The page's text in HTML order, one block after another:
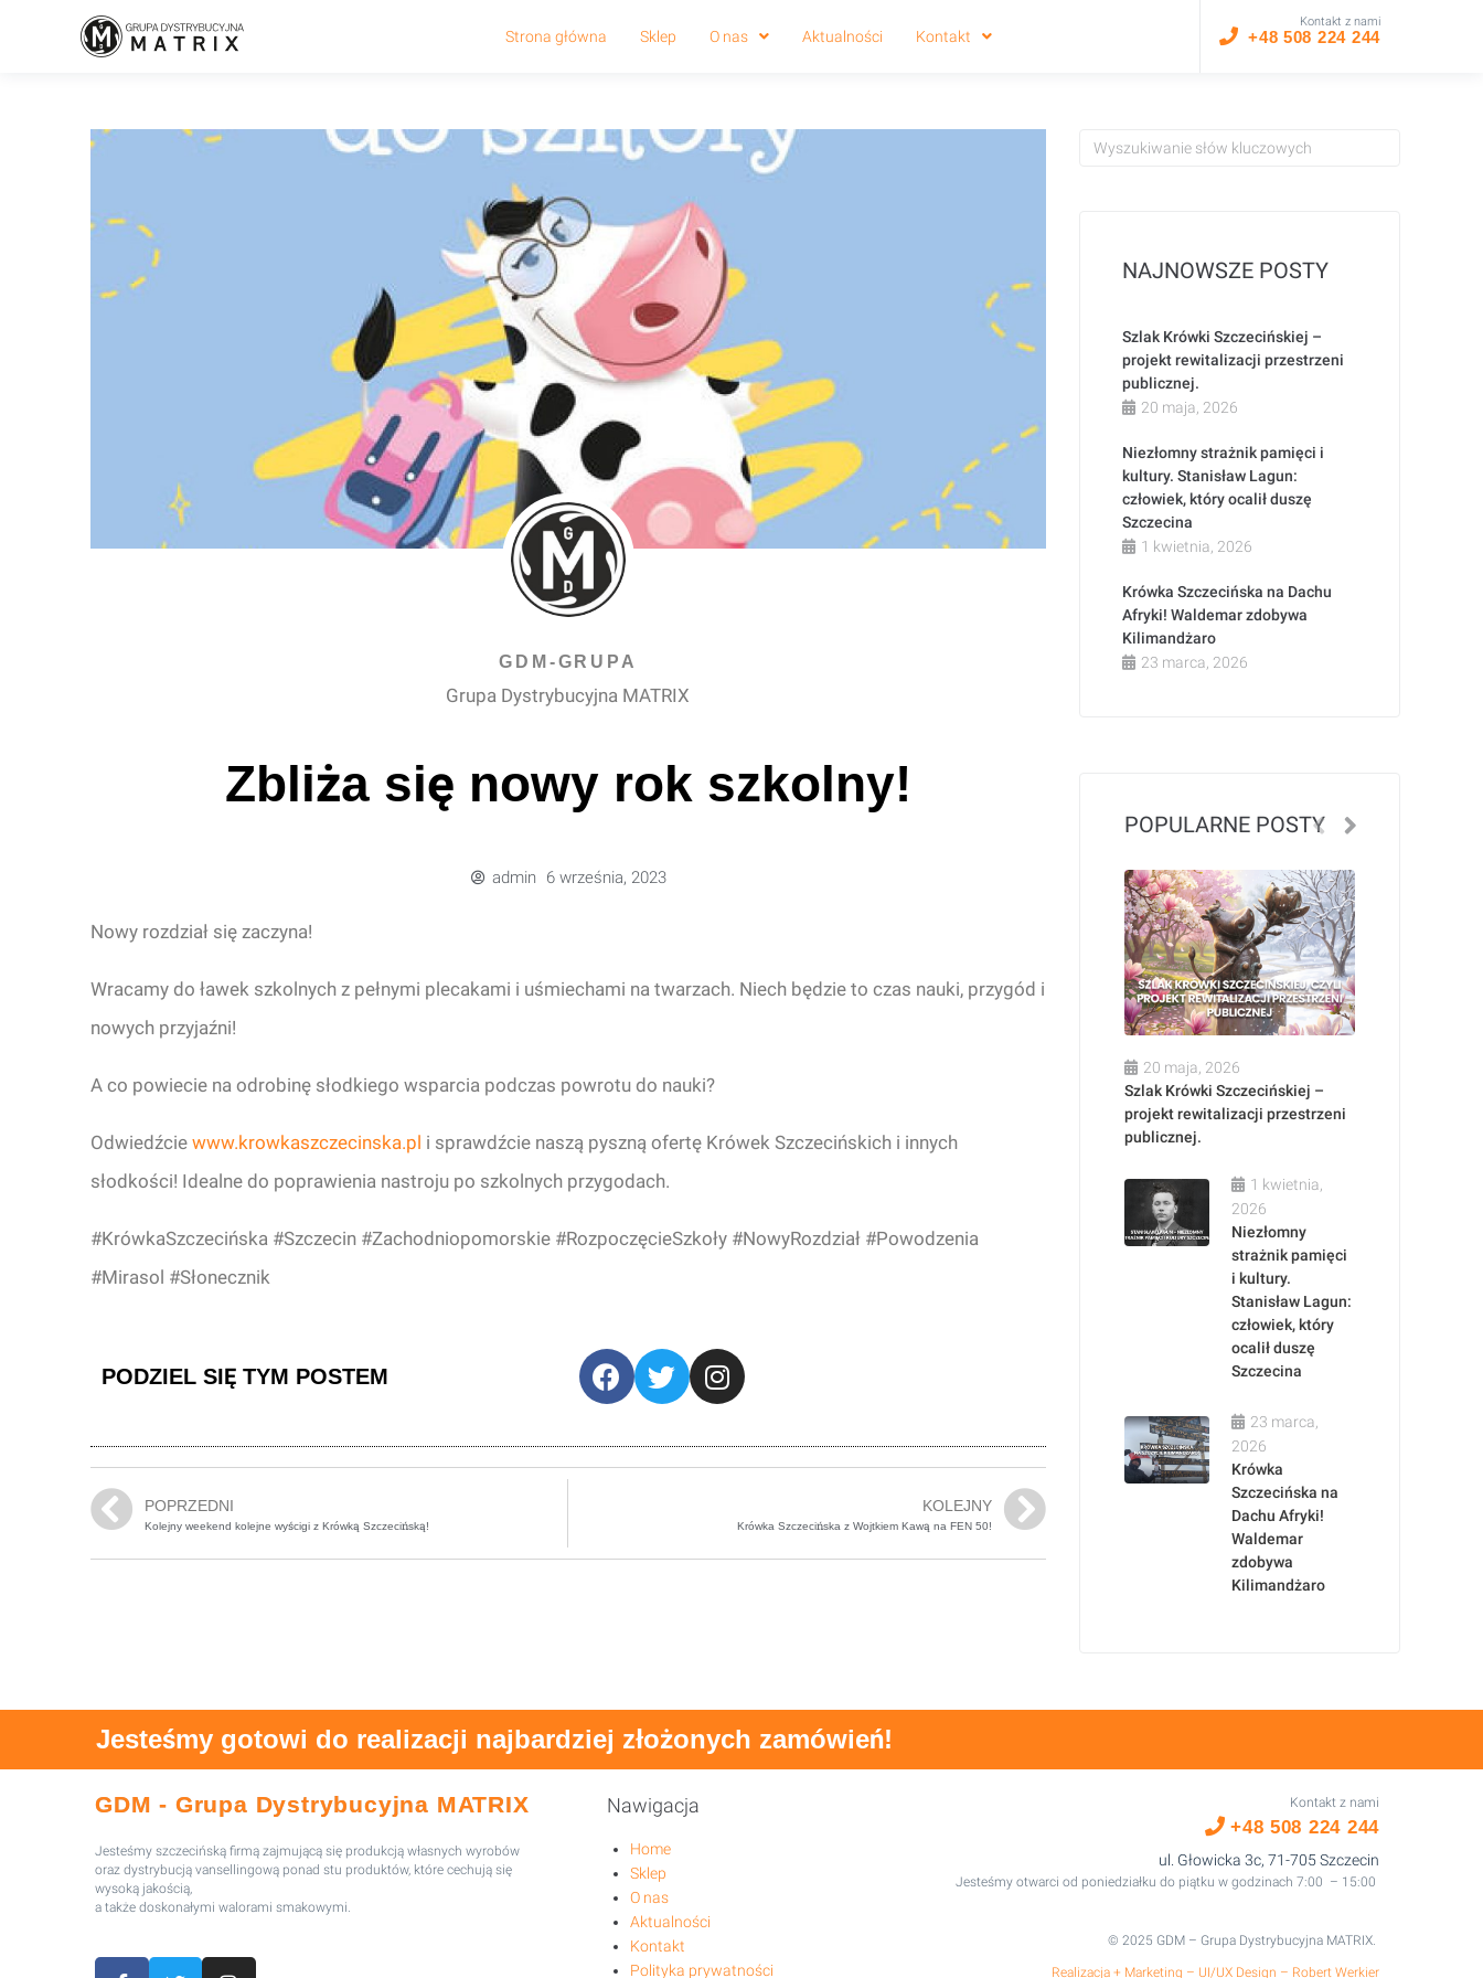
Strona główna Sklep O nas Aktualności Kontakt
Kontakt z nami
+48 508 224 244
Home Zbliża się nowy rok szkolny!
GDM-GRUPA
Grupa Dystrybucyjna MATRIX
Zbliża się nowy rok szkolny!
admin 6 września, 2023
Nowy rozdział się zaczyna!
Wracamy do ławek szkolnych z pełnymi plecakami i uśmiechami na twarzach. Niech będzie to czas nauki, przygód i
nowych przyjaźni!
A co powiecie na odrobinę słodkiego wsparcia podczas powrotu do nauki?
Odwiedźcie www.krowkaszczecinska.pl i sprawdźcie naszą pyszną ofertę Krówek Szczecińskich i innych
słodkości! Idealne do poprawienia nastroju po szkolnych przygodach.
#KrówkaSzczecińska #Szczecin #Zachodniopomorskie #RozpoczęcieSzkoły #NowyRozdział #Powodzenia
#Mirasol #Słonecznik
PODZIEL SIĘ TYM POSTEM
POPRZEDNI
Kolejny weekend kolejne wyścigi z Krówką Szczecińską!
KOLEJNY
Krówka Szczecińska z Wojtkiem Kawą na FEN 50!
NAJNOWSZE POSTY
Szlak Krówki Szczecińskiej –
projekt rewitalizacji przestrzeni
publicznej.
20 maja, 2026
Niezłomny strażnik pamięci i
kultury. Stanisław Lagun:
człowiek, który ocalił duszę
Szczecina
1 kwietnia, 2026
Krówka Szczecińska na Dachu
Afryki! Waldemar zdobywa
Kilimandżaro
23 marca, 2026
POPULARNE POSTY
20 maja, 2026
Szlak Krówki Szczecińskiej –
projekt rewitalizacji przestrzeni
publicznej.
1 kwietnia,
2026
Niezłomny
strażnik pamięci
i kultury.
Stanisław Lagun:
człowiek, który
ocalił duszę
Szczecina
23 marca,
2026
Krówka
Szczecińska na
Dachu Afryki!
Waldemar
zdobywa
Kilimandżaro
Jesteśmy gotowi do realizacji najbardziej złożonych zamówień!
GDM - Grupa Dystrybucyjna MATRIX
Jesteśmy szczecińską firmą zajmującą się produkcją własnych wyrobów
oraz dystrybucją vansellingową ponad stu produktów, które cechują się
wysoką jakością,
a także doskonałymi walorami smakowymi.
Nawigacja
Home
Sklep
O nas
Aktualności
Kontakt
Polityka prywatności
Kontakt z nami
+48 508 224 244
ul. Głowicka 3c, 71-705 Szczecin
Jesteśmy otwarci od poniedziałku do piątku w godzinach 7:00 – 15:00
© 2025 GDM – Grupa Dystrybucyjna MATRIX.
Realizacja + Marketing – UI/UX Design – Robert Werkier